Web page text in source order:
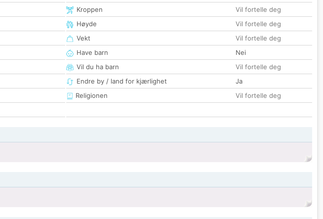
Kroppen
Vil fortelle deg
Høyde
Vil fortelle deg
Vekt
Vil fortelle deg
Have barn
Nei
Vil du ha barn
Vil fortelle deg
Endre by / land for kjærlighet
Ja
Religionen
Vil fortelle deg